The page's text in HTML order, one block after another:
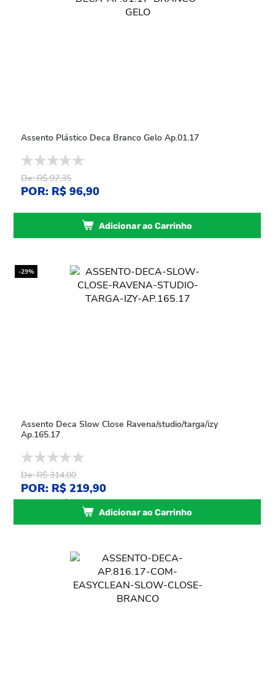
Assento Plástico Deca Branco Gelo Ap.01.17
De: R$ 97,35
POR: R$ 96,90
Adicionar ao Carrinho
-29%
Assento Deca Slow Close Ravena/studio/targa/izy
Ap.165.17
De: R$ 314,00
POR: R$ 219,90
ou4xdeR$ 54,97sem juros
Adicionar ao Carrinho